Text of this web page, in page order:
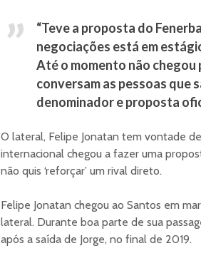
“Teve a proposta do
negociações está em
Até o momento não
conversam as pessoas que
denominador e proposta
O lateral, Felipe Jonatan tem vontade
internacional chegou a fazer uma
não quis ‘reforçar’ um rival direto.
Felipe Jonatan chegou ao Santos em
lateral. Durante boa parte de sua
após a saída de Jorge, no final de 2019.